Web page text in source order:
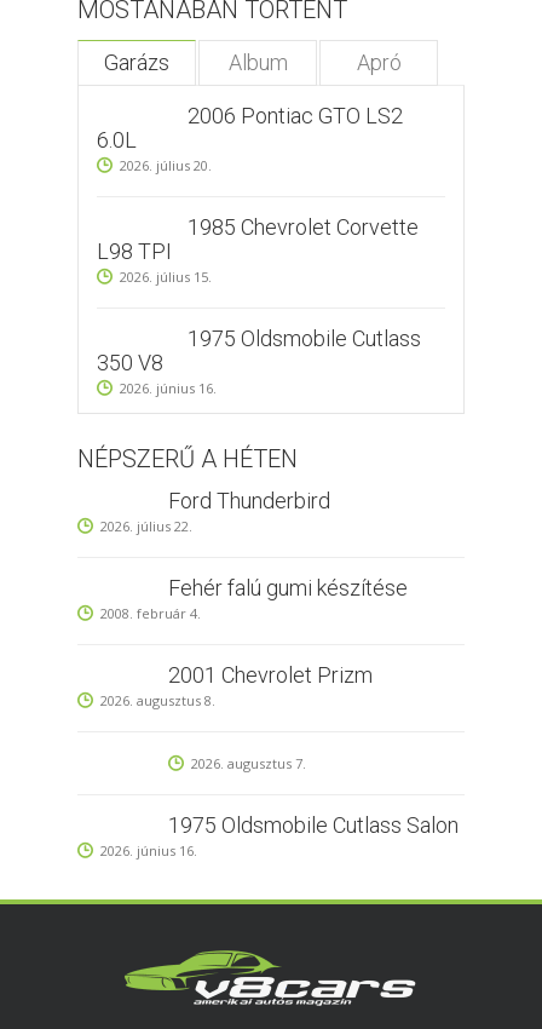
MOSTANÁBAN TÖRTÉNT
Garázs Album Apró
2006 Pontiac GTO LS2
6.0L
2026. július 20.
1985 Chevrolet Corvette
L98 TPI
2026. július 15.
1975 Oldsmobile Cutlass
350 V8
2026. június 16.
NÉPSZERŰ A HÉTEN
Ford Thunderbird
2026. július 22.
Fehér falú gumi készítése
2008. február 4.
2001 Chevrolet Prizm
2026. augusztus 8.
2026. augusztus 7.
1975 Oldsmobile Cutlass Salon
2026. június 16.